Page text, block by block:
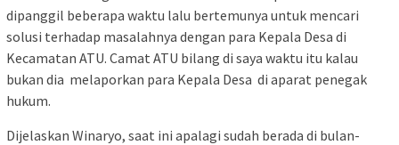
dipanggil beberapa waktu lalu bertemunya untuk mencari
solusi terhadap masalahnya dengan para Kepala Desa di
Kecamatan ATU. Camat ATU bilang di saya waktu itu kalau
bukan dia melaporkan para Kepala Desa di aparat penegak
hukum.
Dijelaskan Winaryo, saat ini apalagi sudah berada di bulan-